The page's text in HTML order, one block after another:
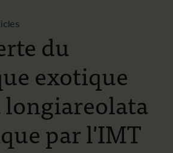
du
exotique
longiareolata
par l'IMT